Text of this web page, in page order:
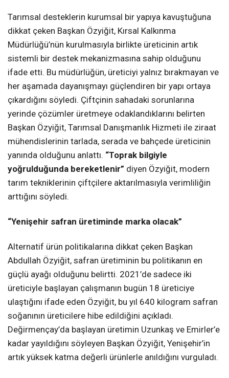
Tarımsal desteklerin kurumsal bir yapıya kavuştuğuna
dikkat çeken Başkan Özyiğit, Kırsal Kalkınma
Müdürlüğü’nün kurulmasıyla birlikte üreticinin artık
sistemli bir destek mekanizmasına sahip olduğunu
ifade etti. Bu müdürlüğün, üreticiyi yalnız bırakmayan ve
her aşamada dayanışmayı güçlendiren bir yapı ortaya
çıkardığını söyledi. Çiftçinin sahadaki sorunlarına
yerinde çözümler üretmeye odaklandıklarını belirten
Başkan Özyiğit, Tarımsal Danışmanlık Hizmeti ile ziraat
mühendislerinin tarlada, serada ve bahçede üreticinin
yanında olduğunu anlattı. “Toprak bilgiyle
yoğrulduğunda bereketlenir” diyen Özyiğit, modern
tarım tekniklerinin çiftçilere aktarılmasıyla verimliliğin
arttığını söyledi.
“Yenişehir safran üretiminde marka olacak”
Alternatif ürün politikalarına dikkat çeken Başkan
Abdullah Özyiğit, safran üretiminin bu politikanın en
güçlü ayağı olduğunu belirtti. 2021’de sadece iki
üreticiyle başlayan çalışmanın bugün 18 üreticiye
ulaştığını ifade eden Özyiğit, bu yıl 640 kilogram safran
soğanının üreticilere hibe edildiğini açıkladı.
Değirmençay’da başlayan üretimin Uzunkaş ve Emirler’e
kadar yayıldığını söyleyen Başkan Özyiğit, Yenişehir’in
artık yüksek katma değerli ürünlerle anıldığını vurguladı.